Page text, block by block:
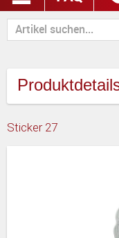
Sticker 27